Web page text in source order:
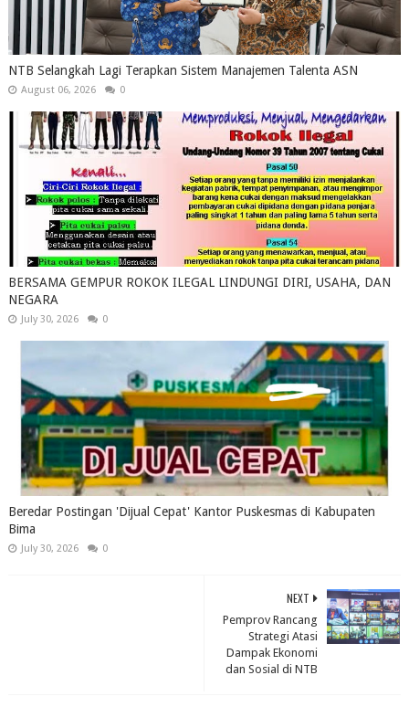
NTB Selangkah Lagi Terapkan Sistem Manajemen Talenta ASN
August 06, 2026 0
BERSAMA GEMPUR ROKOK ILEGAL LINDUNGI DIRI, USAHA, DAN
NEGARA
July 30, 2026 0
Beredar Postingan 'Dijual Cepat' Kantor Puskesmas di Kabupaten
Bima
July 30, 2026 0
NEXT
Pemprov Rancang
Strategi Atasi
Dampak Ekonomi
dan Sosial di NTB